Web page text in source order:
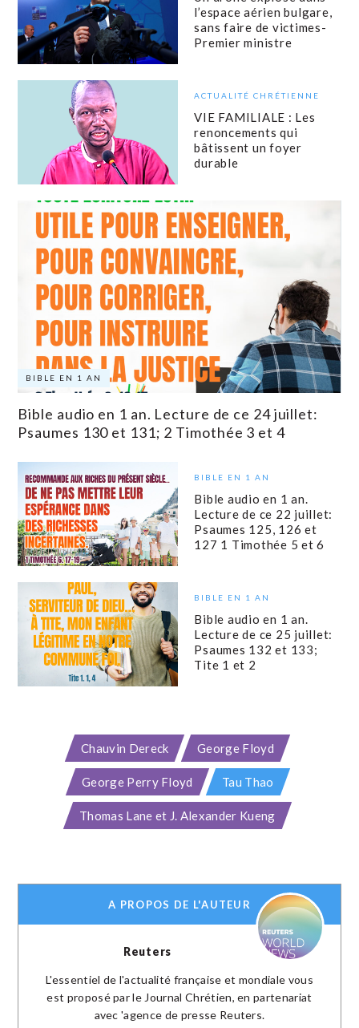
l’espace aérien bulgare,
sans faire de victimes-
Premier ministre
ACTUALITÉ CHRÉTIENNE
VIE FAMILIALE : Les
renoncements qui
bâtissent un foyer
durable
BIBLE EN 1 AN
Bible audio en 1 an. Lecture de ce 24 juillet:
Psaumes 130 et 131; 2 Timothée 3 et 4
BIBLE EN 1 AN
Bible audio en 1 an.
Lecture de ce 22 juillet:
Psaumes 125, 126 et
127 1 Timothée 5 et 6
BIBLE EN 1 AN
Bible audio en 1 an.
Lecture de ce 25 juillet:
Psaumes 132 et 133;
Tite 1 et 2
Chauvin Dereck George Floyd
George Perry Floyd Tau Thao
Thomas Lane et J. Alexander Kueng
A PROPOS DE L'AUTEUR
Reuters
L'essentiel de l'actualité française et mondiale vous
est proposé par le Journal Chrétien, en partenariat
avec 'agence de presse Reuters.